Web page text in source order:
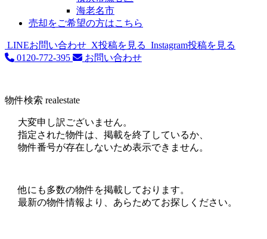
海老名市
売却をご希望の方はこちら
LINEお問い合わせ X投稿を見る Instagram投稿を見る
0120-772-395
お問い合わせ
物件検索 realestate
大変申し訳ございません。
指定された物件は、掲載を終了しているか、
物件番号が存在しないため表示できません。
他にも多数の物件を掲載しております。
最新の物件情報より、あらためてお探しください。